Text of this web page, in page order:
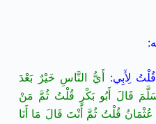
لِأَبِي: أَيُّ النَّاسِ خَيْرٌ بَعْدَ
قَالَ أَبُو بَكْرٍ قُلْتُ ثُمَّ مَنْ
قُلْتُ ثُمَّ أَنْتَ قَالَ مَا أَنَا